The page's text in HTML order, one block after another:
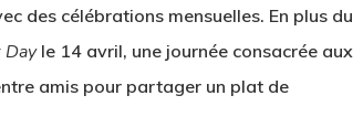
des célébrations mensuelles. En plus du
Dayle 14 avril, une journée consacrée aux
amis pour partager un plat de